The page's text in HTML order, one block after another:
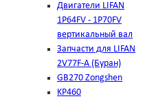
Двигатели LIFAN
1Р64FV - 1Р70FV
вертикальный вал
Запчасти для LIFAN
2V77F-A (Буран)
GB270 Zongshen
KP460